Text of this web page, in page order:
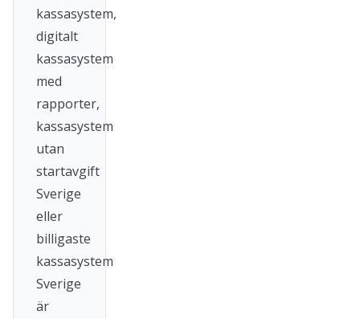
kassasystem,
digitalt
kassasystem
med
rapporter,
kassasystem
utan
startavgift
Sverige
eller
billigaste
kassasystem
Sverige
är